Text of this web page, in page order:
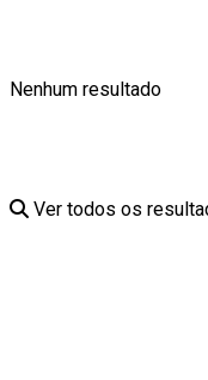
Nenhum resultado
Ver todos os